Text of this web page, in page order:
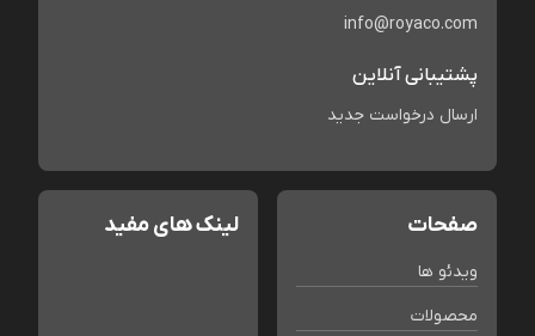
info@royaco.com
پشتیبانی آنلاین
ارسال درخواست جدید
صفحات
ویدئو ها
محصولات
لینک های مفید